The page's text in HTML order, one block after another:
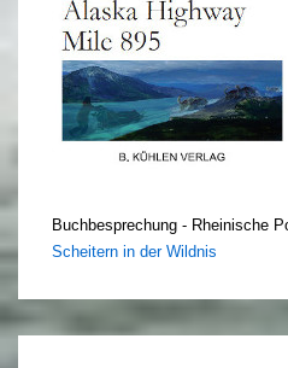
Buchbesprechung - Rheinische
Scheitern in der Wildnis